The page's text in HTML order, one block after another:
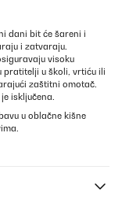
dani bit će šareni i
i zatvaraju.
visoku
pratitelji u školi, vrtiću ili
zaštitni omotač.
isključena.
u oblačne kišne